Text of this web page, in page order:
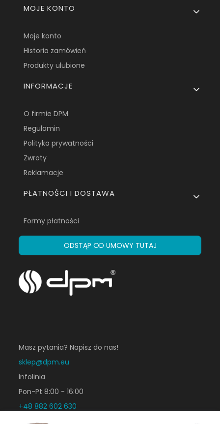
Linki w stopce
MOJE KONTO
Moje konto
Historia zamówień
Produkty ulubione
INFORMACJE
O firmie DPM
Regulamin
Polityka prywatności
Zwroty
Reklamacje
PŁATNOŚCI I DOSTAWA
Formy płatności
ODSTĄP OD UMOWY TUTAJ
Masz pytania? Napisz do nas!
sklep@dpm.eu
Infolinia
Pon-Pt 8:00 - 16:00
+48 882 602 630
+48 781 013 003